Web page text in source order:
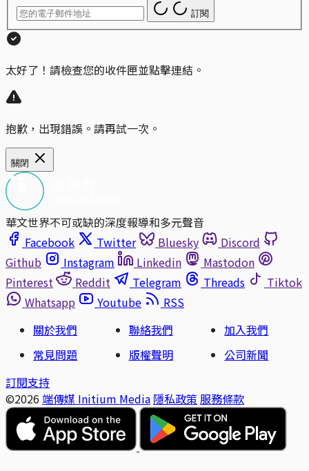
訂閱
太好了！請檢查您的收件匣並點擊連結。
抱歉，出現錯誤。請再試一次。
關閉
華文世界不可或缺的深度報導和多元聲音
Facebook
Twitter Bluesky
Discord
Github
Instagram Linkedin
Mastodon
Pinterest
Reddit Telegram Threads
Tiktok
Whatsapp
Youtube
RSS
關於我們
聯絡我們
加入我們
常見問題
版權聲明
公司新聞
訂閱支持
©2026 端傳媒 Initium Media 隱私政策 服務條款